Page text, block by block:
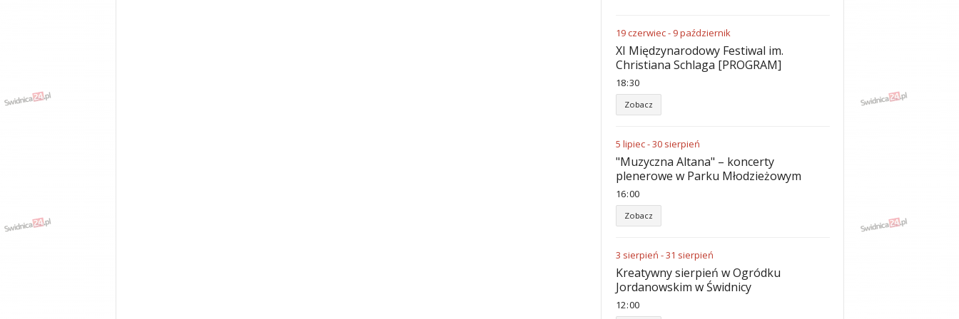
19czerwiec- 9październik
XI Międzynarodowy Festiwal im.
Christiana Schlaga [PROGRAM]
18:30
Zobacz
5 lipiec-30 sierpień
"Muzyczna Altana" – koncerty
plenerowe w Parku Młodzieżowym
16:00
Zobacz
3 sierpień -31 sierpień
Kreatywny sierpień w Ogródku
Jordanowskim w Świdnicy
12:00